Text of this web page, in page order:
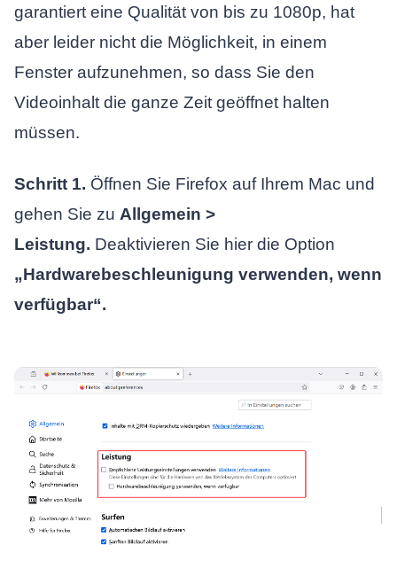
garantiert eine Qualität von bis zu 1080p, hat
aber leider nicht die Möglichkeit, in einem
Fenster aufzunehmen, so dass Sie den
Videoinhalt die ganze Zeit geöffnet halten
müssen.
Schritt 1. Öffnen Sie Firefox auf Ihrem Mac und
gehen Sie zu Allgemein >
Leistung. Deaktivieren Sie hier die Option
„Hardwarebeschleunigung verwenden, wenn
verfügbar“.